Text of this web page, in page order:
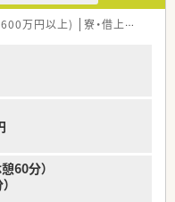
万円以上) 寮・借上社宅あり
60分）